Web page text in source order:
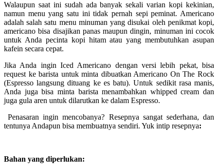
Walaupun saat ini sudah ada banyak sekali varian kopi kekinian,
namun menu yang satu ini tidak pernah sepi peminat. Americano
adalah salah satu menu minuman yang disukai oleh penikmat kopi,
americano bisa disajikan panas maupun dingin, minuman ini cocok
untuk Anda pecinta kopi hitam atau yang membutuhkan asupan
kafein secara cepat.
Jika Anda ingin Iced Americano dengan versi lebih pekat, bisa
request ke barista untuk minta dibuatkan Americano On The Rock
(Espresso langsung dituang ke es batu). Untuk sedikit rasa manis,
Anda juga bisa minta barista menambahkan whipped cream dan
juga gula aren untuk dilarutkan ke dalam Espresso.
Penasaran ingin mencobanya? Resepnya sangat sederhana, dan
tentunya Andapun bisa membuatnya sendiri. Yuk intip resepnya:
Bahan yang diperlukan: